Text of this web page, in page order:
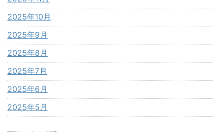
2025年10月
2025年9月
2025年8月
2025年7月
2025年6月
2025年5月